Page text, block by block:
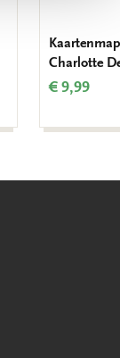
Charlotte
€ 9,99